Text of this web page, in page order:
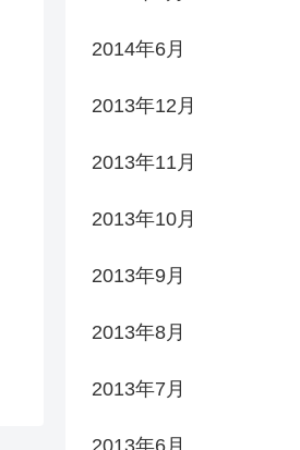
2014年6月
2013年12月
2013年11月
2013年10月
2013年9月
2013年8月
2013年7月
2013年6月